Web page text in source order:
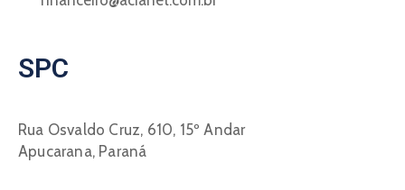
SPC
Rua Osvaldo Cruz, 610, 15º Andar
Apucarana, Paraná